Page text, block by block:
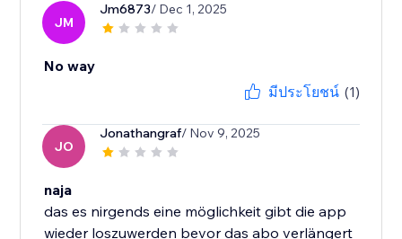
JM
Jm6873/ Dec 1, 2025
No way
มีประโยชน์ (1)
JO
Jonathangraf/ Nov 9, 2025
naja
das es nirgends eine möglichkeit gibt die app
wieder loszuwerden bevor das abo verlängert